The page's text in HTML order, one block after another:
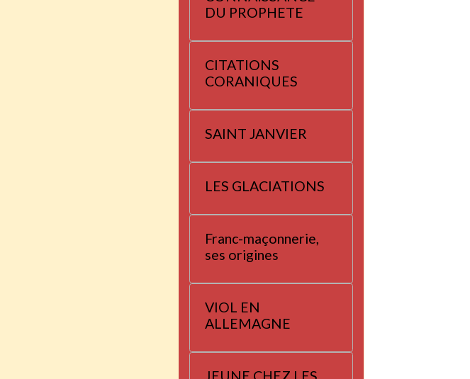
DU PROPHETE
CITATIONS
CORANIQUES
SAINT JANVIER
LES GLACIATIONS
Franc-maçonnerie,
ses origines
VIOL EN
ALLEMAGNE